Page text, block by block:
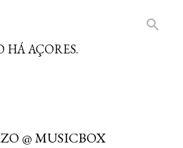
HÁ AÇORES.
@ MUSICBOX